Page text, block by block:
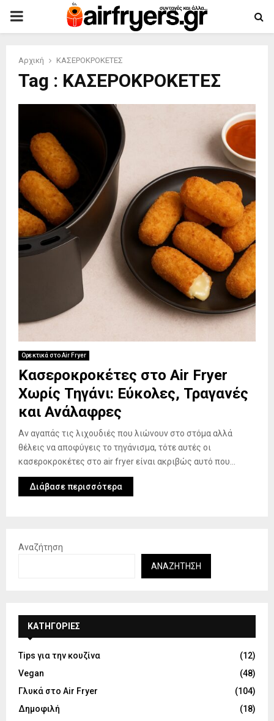
PRIMARY
Αρχική ΚΑΣΕΡΟΚΡΟΚΕΤΕΣ
Tag : ΚΑΣΕΡΟΚΡΟΚΕΤΕΣ
Ορεκτικά στο Air Fryer
Κασεροκροκέτες στο Air Fryer
Χωρίς Τηγάνι: Εύκολες, Τραγανές
και Ανάλαφρες
Αν αγαπάς τις λιχουδιές που λιώνουν στο στόμα αλλά
θέλεις να αποφύγεις το τηγάνισμα, τότε αυτές οι
κασεροκροκέτες στο air fryer είναι ακριβώς αυτό που...
Διάβασε περισσότερα
Αναζήτηση
ΑΝΑΖΉΤΗΣΗ
KΑΤΗΓΟΡΊΕΣ
Tips για την κουζίνα
(12)
Vegan
(48)
Γλυκά στο Air Fryer
(104)
Δημοφιλή
(18)